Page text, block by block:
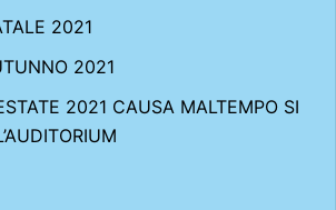
2021
2021
2021 CAUSA MALTEMPO SI